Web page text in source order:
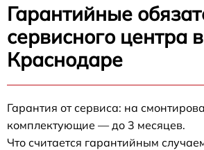
Гарантийные
сервисного центра в
Краснодаре
Гарантия от сервиса: на
комплектующие — до 3 месяцев.
Что считается гарантийным